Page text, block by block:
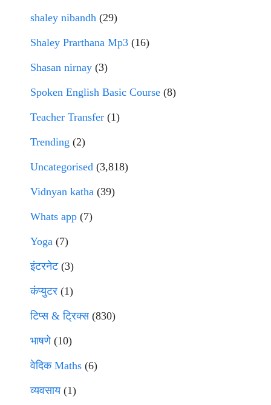
shaley nibandh (29)
Shaley Prarthana Mp3 (16)
Shasan nirnay (3)
Spoken English Basic Course (8)
Teacher Transfer (1)
Trending (2)
Uncategorised (3,818)
Vidnyan katha (39)
Whats app (7)
Yoga (7)
इंटरनेट(3)
कंप्युटर (1)
टिप्स & ट्रिक्स(830)
भाषणे(10)
वेदिक Maths (6)
व्यवसाय(1)